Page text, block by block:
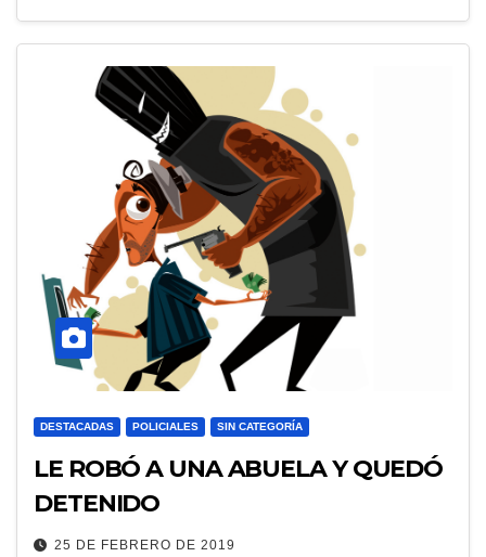
DESTACADAS POLICIALES SIN CATEGORÍA
LE ROBÓ A UNA ABUELA Y QUEDÓ
DETENIDO
25 DE FEBRERO DE 2019